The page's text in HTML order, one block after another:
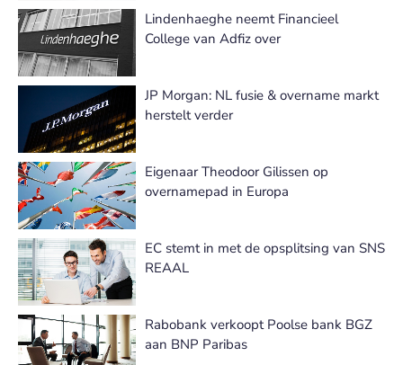
Lindenhaeghe neemt Financieel
College van Adfiz over
JP Morgan: NL fusie & overname markt
herstelt verder
Eigenaar Theodoor Gilissen op
overnamepad in Europa
EC stemt in met de opsplitsing van SNS
REAAL
Rabobank verkoopt Poolse bank BGZ
aan BNP Paribas